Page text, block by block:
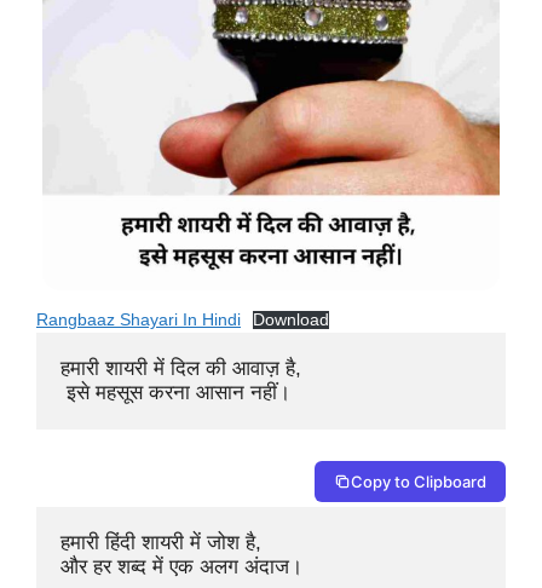
Rangbaaz Shayari In Hindi Download
हमारी शायरी में दिल की आवाज़ है,
इसे महसूस करना आसान नहीं।
Copy to Clipboard
हमारी हिंदी शायरी में जोश है,
और हर शब्द में एक अलग अंदाज।